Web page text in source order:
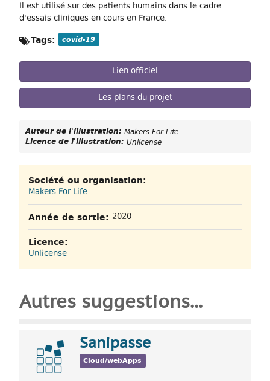
Il est utilisé sur des patients humains dans le cadre
d'essais cliniques en cours en France.
Tags: covid-19
Lien officiel
Les plans du projet
Auteur de l'illustration: Makers For Life
Licence de l'illustration: Unlicense
Société ou organisation:
Makers For Life
Année de sortie: 2020
Licence:
Unlicense
Autres suggestions...
Sanipasse
Cloud/webApps